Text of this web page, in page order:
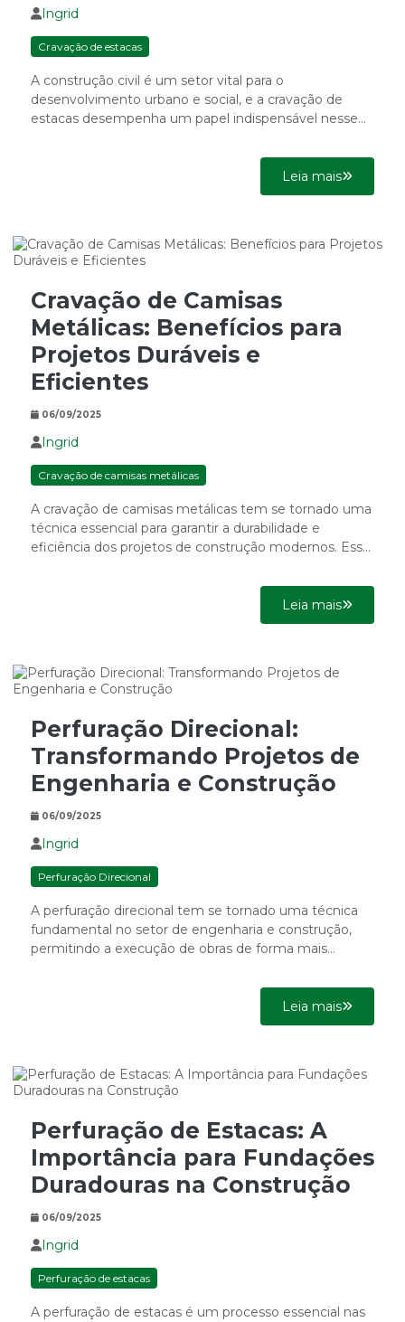
Ingrid
Cravação de estacas
A construção civil é um setor vital para o
desenvolvimento urbano e social, e a cravação de
estacas desempenha um papel indispensável nesse
Leia mais
Cravação de Camisas
Metálicas: Benefícios para
Projetos Duráveis e
Eficientes
06/09/2025
Ingrid
Cravação de camisas metálicas
A cravação de camisas metálicas tem se tornado uma
técnica essencial para garantir a durabilidade e
eficiência dos projetos de construção modernos. Essa
Leia mais
Perfuração Direcional:
Transformando Projetos de
Engenharia e Construção
06/09/2025
Ingrid
Perfuração Direcional
A perfuração direcional tem se tornado uma técnica
fundamental no setor de engenharia e construção,
permitindo a execução de obras de forma mais
Leia mais
Perfuração de Estacas: A
Importância para Fundações
Duradouras na Construção
06/09/2025
Ingrid
Perfuração de estacas
A perfuração de estacas é um processo essencial nas